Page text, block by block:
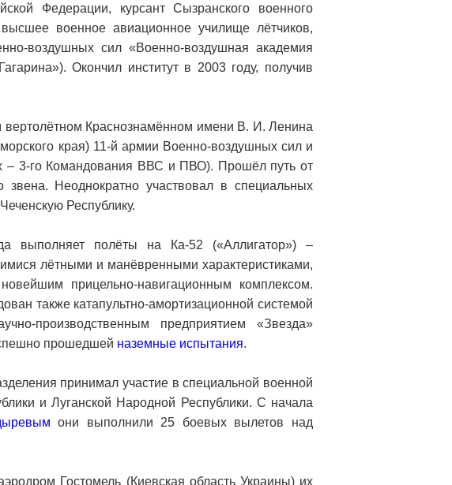
Федерации, курсант Сызранского военного
военное авиационное училище лётчиков,
воздушных сил «Военно-воздушная академия
Окончил институт в 2003 году, получив
Краснознамённом имени В. И. Ленина
края) 11-й армии Военно-воздушных сил и
– 3-го Командования ВВС и ПВО). Прошёл путь от
звена. Неоднократно участвовал в специальных
Республику.
выполняет полёты на Ка-52 («Аллигатор») –
лётными и манёвренными характеристиками,
прицельно-навигационным комплексом.
также катапультно-амортизационной системой
производственным предприятием «Звезда»
прошедшей наземные испытания.
принимал участие в специальной военной
и Луганской Народной Республики. С начала
они выполнили 25 боевых вылетов над
Гостомель (Киевская область Украины) их